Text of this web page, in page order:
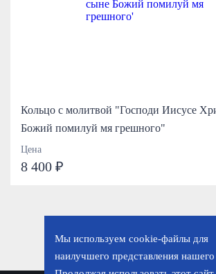
Кольцо с молитвой "Господи Иисусе
Божий помилуй мя грешного"
Цена
8 400 ₽
Мы используем cookie-файлы для
наилучшего представления нашего